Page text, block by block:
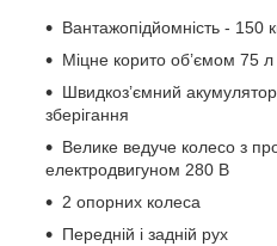
Вантажопідйомність - 150
Міцне корито об’ємом 75 л
Швидкоз’ємний
зберігання
Велике ведуче колесо з
електродвигуном 280 В
2 опорних колеса
Передній і задній рух